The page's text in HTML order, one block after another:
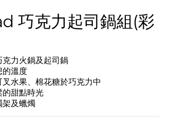
巧克力起司鍋組(彩
克力火鍋及起司鍋
的溫度
叉水果、棉花糖於巧克力中
的甜點時光
架及蠟燭